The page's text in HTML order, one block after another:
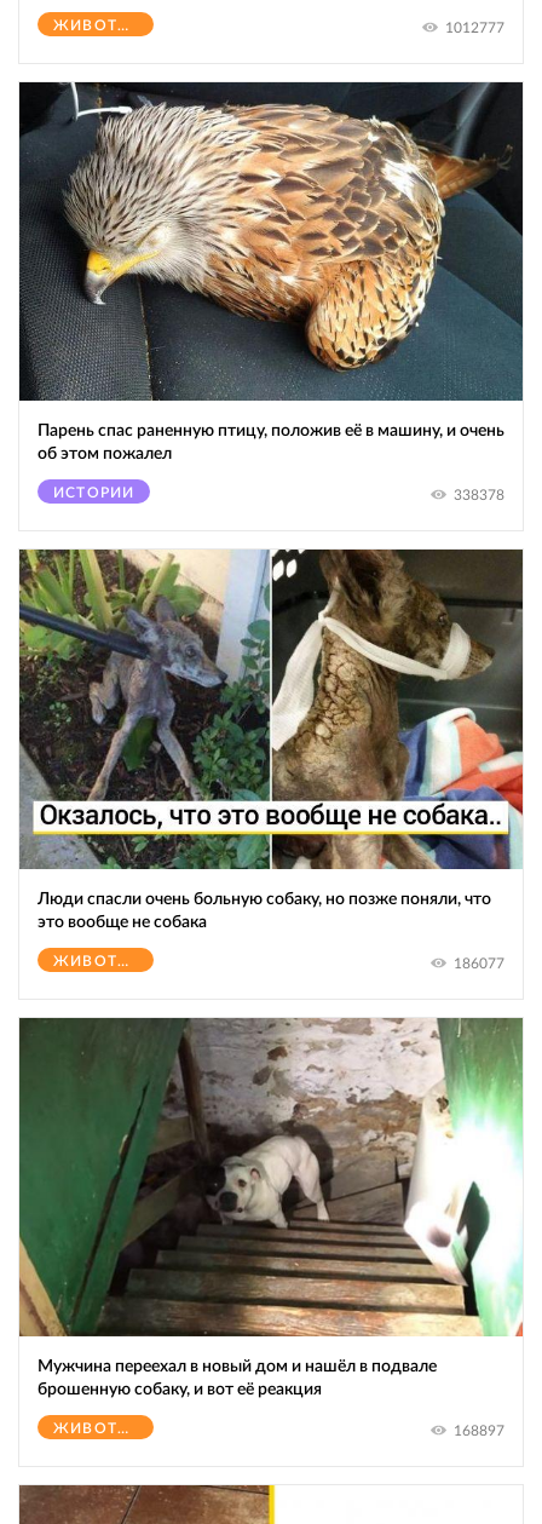
ЖИВОТНЫЕ 1012777
Парень спас раненную птицу, положив её в машину, и очень
об этом пожалел
ИСТОРИИ 338378
Люди спасли очень больную собаку, но позже поняли, что
это вообще не собака
ЖИВОТНЫЕ 186077
Мужчина переехал в новый дом и нашёл в подвале
брошенную собаку, и вот её реакция
ЖИВОТНЫЕ 168897